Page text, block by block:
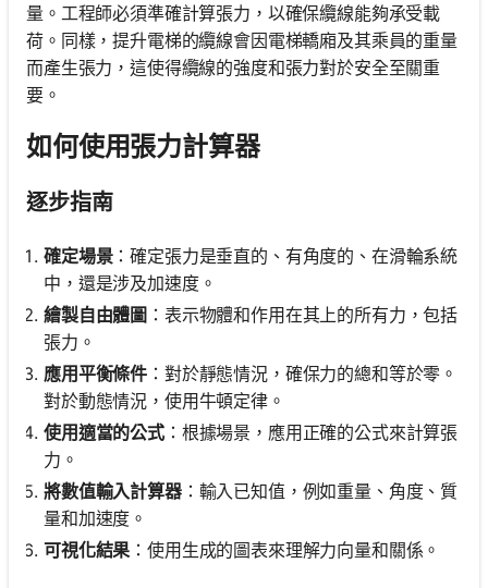
量。工程師必須準確計算張力，以確保纜線能夠承受載
荷。同樣，提升電梯的纜線會因電梯轎廂及其乘員的重量
而產生張力，這使得纜線的強度和張力對於安全至關重
要。
如何使用張力計算器
逐步指南
確定場景：確定張力是垂直的、有角度的、在滑輪系統
中，還是涉及加速度。
繪製自由體圖 ：表示物體和作用在其上的所有力，包括
張力。
應用平衡條件 ：對於靜態情況，確保力的總和等於零。
對於動態情況，使用牛頓定律。
使用適當的公式：根據場景，應用正確的公式來計算張
力。
將數值輸入計算器：輸入已知值，例如重量、角度、質
量和加速度。
可視化結果 ：使用生成的圖表來理解力向量和關係。